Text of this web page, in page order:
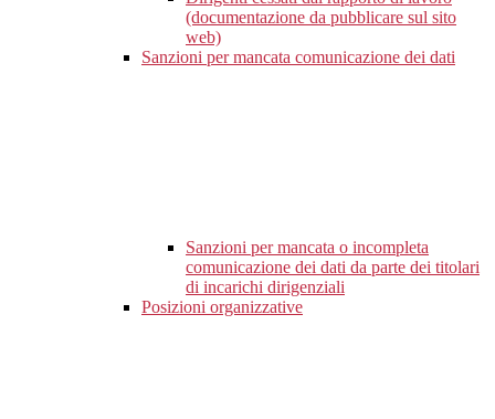
(documentazione da pubblicare sul sito
web)
Sanzioni per mancata comunicazione dei dati
Sanzioni per mancata o incompleta
comunicazione dei dati da parte dei titolari
di incarichi dirigenziali
Posizioni organizzative